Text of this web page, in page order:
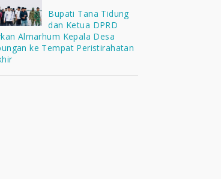
Bupati Tana Tidung
dan Ketua DPRD
Almarhum Kepala Desa
ke Tempat Peristirahatan